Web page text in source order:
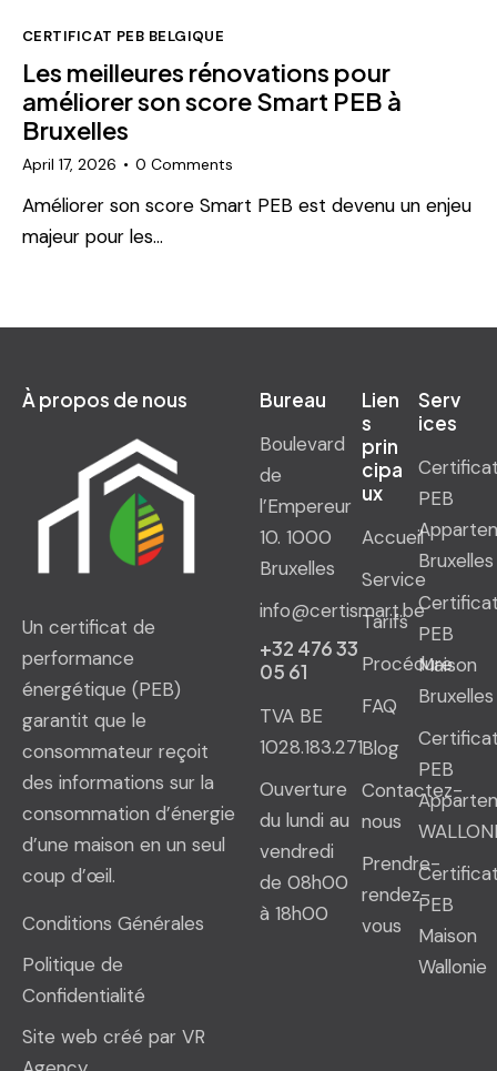
CERTIFICAT PEB BELGIQUE
Les meilleures rénovations pour
améliorer son score Smart PEB à
Bruxelles
April 17, 2026 0 Comments
Améliorer son score Smart PEB est devenu un enjeu
majeur pour les…
À propos de nous
Un certificat de
performance
énergétique (PEB)
garantit que le
consommateur reçoit
des informations sur la
consommation d’énergie
d’une maison en un seul
coup d’œil.
Conditions Générales
Politique de
Confidentialité
Site web créé par VR
Bureau
Boulevard
de
l’Empereur
10. 1000
Bruxelles
info@certismart.be
+32 476 33
05 61
TVA BE
1028.183.271
Ouverture
du lundi au
vendredi
de 08h00
à 18h00
Lien
s
prin
cipa
ux
Accueil
Service
Tarifs
Procédure
FAQ
Blog
Contactez-
nous
Prendre-
rendez-
vous
Serv
ices
PEB
Bruxelles
PEB
Maison
Bruxelles
PEB
PEB
Maison
Wallonie